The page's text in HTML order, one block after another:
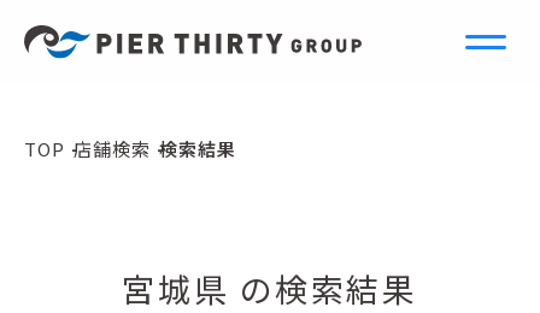
TOP 店舗検索 検索結果
宮城県 の検索結果